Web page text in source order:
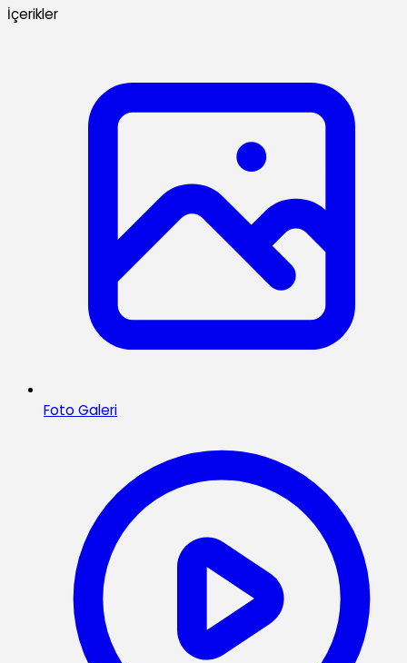
İçerikler
Foto Galeri